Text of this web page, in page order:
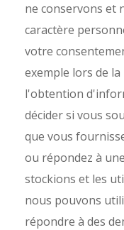
ne conservons et
caractère
votre
exemple lors de
l'obtention
décider si vous
que vous
ou répondez à
stockions et les
nous pouvons
répondre à des